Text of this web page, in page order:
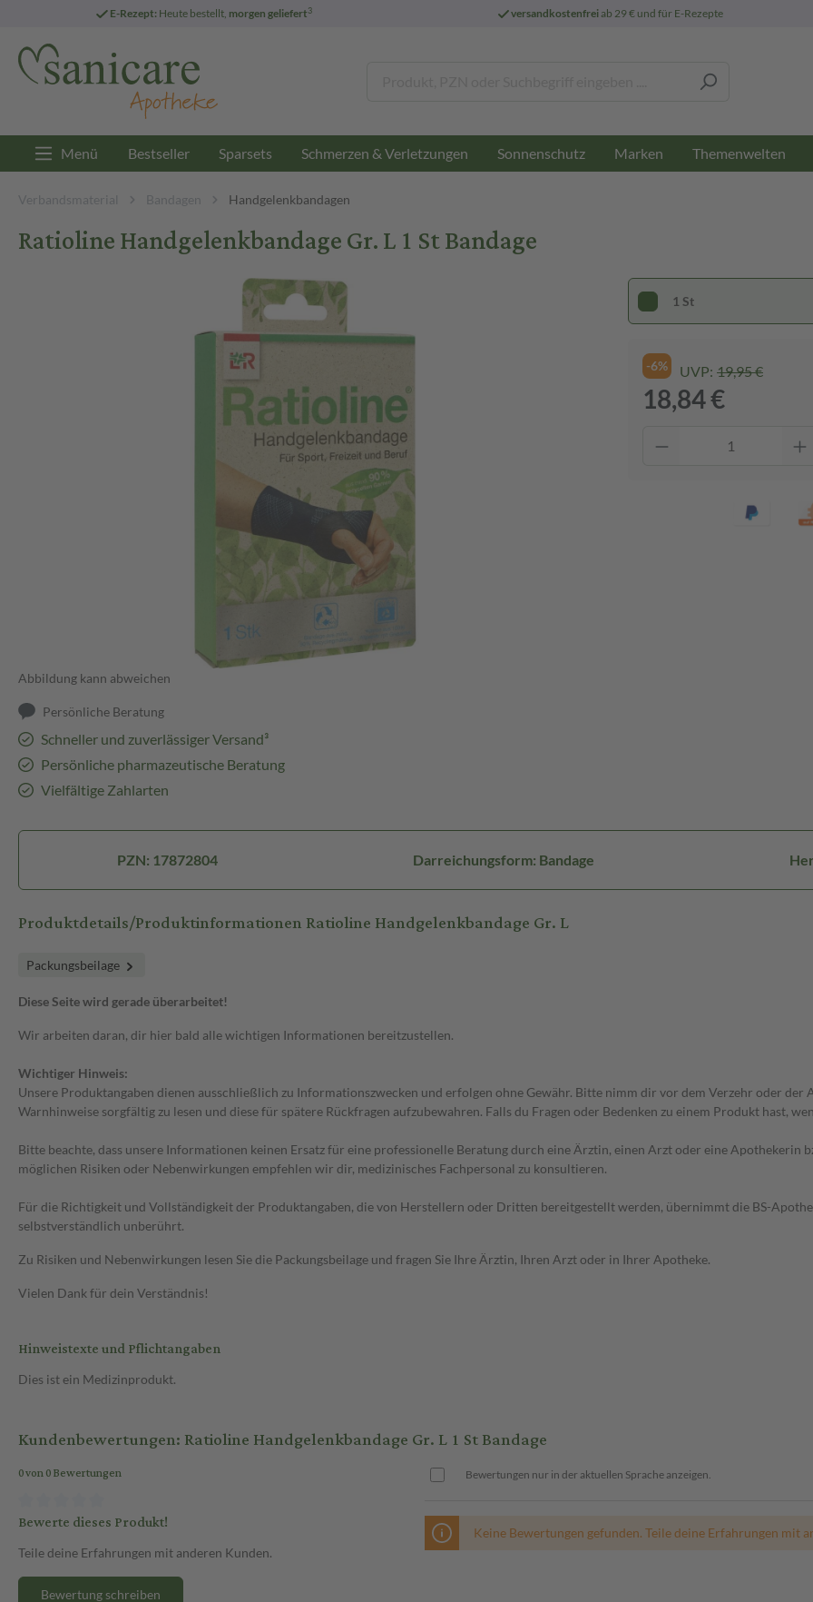
E-Rezept: Heute bestellt, morgen geliefert3 versandkostenfreiab 29 € und für E-Rezepte
Menü Bestseller Sparsets Schmerzen & Verletzungen Sonnenschutz Marken Themenwelten
Verbandsmaterial Bandagen Handgelenkbandagen
Ratioline Handgelenkbandage Gr. L 1 St Bandage
Abbildung kann abweichen
Persönliche Beratung
Schneller und zuverlässiger Versand³
Persönliche pharmazeutische Beratung
Vielfältige Zahlarten
1 St
-6% UVP: 19,95 €
18,84 €
PZN: 17872804 Darreichungsform: Bandage
Produktdetails/Produktinformationen Ratioline Handgelenkbandage Gr. L
Packungsbeilage
Diese Seite wird gerade überarbeitet!
Wir arbeiten daran, dir hier bald alle wichtigen Informationen bereitzustellen.
Wichtiger Hinweis:
Unsere Produktangaben dienen ausschließlich zu Informationszwecken und erfolgen ohne Gewähr. Bitte nimm dir vor dem Verzehr oder
Warnhinweise sorgfältig zu lesen und diese für spätere Rückfragen aufzubewahren. Falls du Fragen oder Bedenken zu einem Produkt hast,
Bitte beachte, dass unsere Informationen keinen Ersatz für eine professionelle Beratung durch eine Ärztin, einen Arzt oder eine Apothekerin
möglichen Risiken oder Nebenwirkungen empfehlen wir dir, medizinisches Fachpersonal zu konsultieren.
Für die Richtigkeit und Vollständigkeit der Produktangaben, die von Herstellern oder Dritten bereitgestellt werden, übernimmt die BS-
selbstverständlich unberührt.
Zu Risiken und Nebenwirkungen lesen Sie die Packungsbeilage und fragen Sie Ihre Ärztin, Ihren Arzt oder in Ihrer Apotheke.
Vielen Dank für dein Verständnis!
Hinweistexte und Pflichtangaben
Dies ist ein Medizinprodukt.
Kundenbewertungen: Ratioline Handgelenkbandage Gr. L 1 St Bandage
0 von 0 Bewertungen
Bewerte dieses Produkt!
Teile deine Erfahrungen mit anderen Kunden.
Bewertung schreiben
Bewertungen nur in der aktuellen Sprache anzeigen.
Keine Bewertungen gefunden. Teile deine Erfahrungen mit